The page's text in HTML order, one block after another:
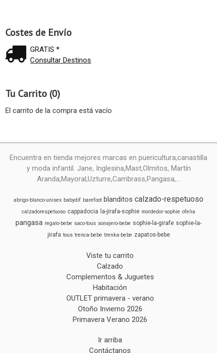
Costes de Envío
GRATIS *
Consultar Destinos
Tu Carrito (0)
El carrito de la compra está vacío
Encuentra en tienda mejores marcas en puericultura,canastilla
y moda infantil. Jane, Inglesina,Mast,Olmitos, Martín
Aranda,Mayoral,Uzturre,Cambrass,Pangasa,...
abrigo-blanco-unisex babydif barefoot blanditos calzado-respetuoso
calzadorespetuoso cappadocia la-jirafa-sophie mordedor-sophie ofelia
pangasa regalo-bebe saco-tous sonajero-bebe sophie-la-girafe sophie-la-
jirafa tous trenca-bebe trenka-bebe zapatos-bebe
Viste tu carrito
Calzado
Complementos & Juguetes
Habitación
OUTLET primavera - verano
Otoño Invierno 2026
Primavera Verano 2026
Ir arriba
Contáctanos